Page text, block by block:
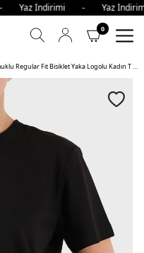
İndirimi - Yaz
0
Calvin Klein Pamuklu Regular Fit Bisiklet Yaka Logolu Kadın T Shirt